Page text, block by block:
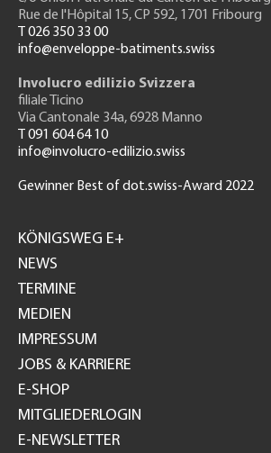
Rue de l'Hôpital 15, CP 592, 1701 Fribourg
T 026 350 33 00
info@enveloppe-batiments.swiss
Involucro edilizio Svizzera
filiale Ticino
Via Cantonale 34a, 6928 Manno
T 091 604 64 10
info@involucro-edilizio.swiss
Gewinner Best of dot.swiss-Award 2022
GH
KÖNIGSWEG E+
NEWS
TERMINE
MEDIEN
IMPRESSUM
JOBS & KARRIERE
E-SHOP
MITGLIEDERLOGIN
E-NEWSLETTER